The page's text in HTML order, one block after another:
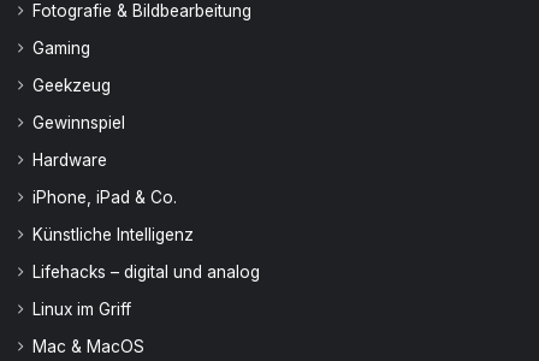
Fotografie & Bildbearbeitung
Gaming
Geekzeug
Gewinnspiel
Hardware
iPhone, iPad & Co.
Künstliche Intelligenz
Lifehacks – digital und analog
Linux im Griff
Mac & MacOS